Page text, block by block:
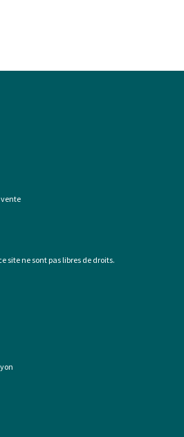
site ne sont pas libres de droits.